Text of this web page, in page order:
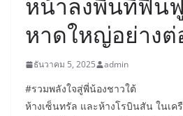
หาดใหญ่อย่างต่
ธันวาคม 5, 2025 admin
#รวมพลังใจสู่พี่น้องชาวใต้
ห้างเซ็นทรัล และห้างโรบินสัน ในเค